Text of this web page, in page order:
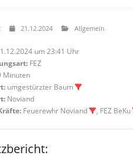
21.12.2024 Allgemein
um 23:41 Uhr
FEZ
Minuten
umgestürzter Baum
Noviand
Feuerewhr Noviand , FEZ BeKu